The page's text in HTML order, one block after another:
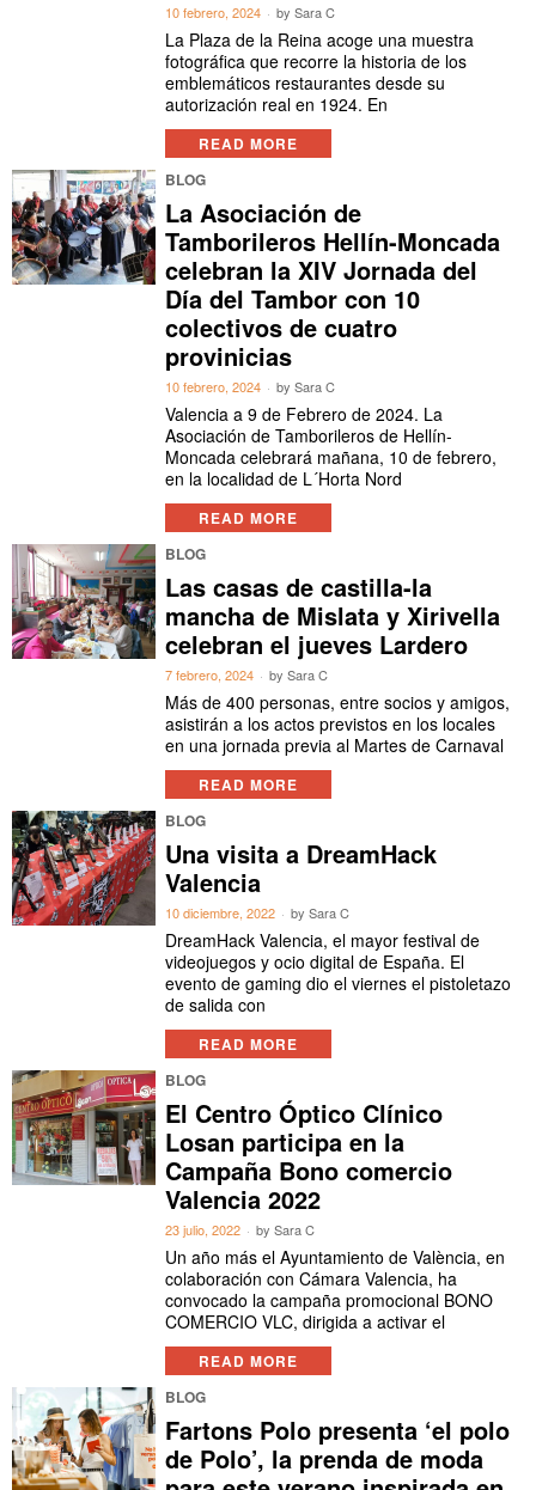
10 febrero, 2024 bySara C
La Plaza de la Reina acoge una muestra
fotográfica que recorre la historia de los
emblemáticos restaurantes desde su
autorización real en 1924. En
READ MORE
BLOG
La Asociación de
Tamborileros Hellín-Moncada
celebran la XIV Jornada del
Día del Tambor con 10
colectivos de cuatro
provinicias
10 febrero, 2024 bySara C
Valencia a 9 de Febrero de 2024. La
Asociación de Tamborileros de Hellín-
Moncada celebrará mañana, 10 de febrero,
en la localidad de L´Horta Nord
READ MORE
BLOG
Las casas de castilla-la
mancha de Mislata y Xirivella
celebran el jueves Lardero
7 febrero, 2024 bySara C
Más de 400 personas, entre socios y amigos,
asistirán a los actos previstos en los locales
en una jornada previa al Martes de Carnaval
READ MORE
BLOG
Una visita a DreamHack
Valencia
10 diciembre, 2022 bySara C
DreamHack Valencia, el mayor festival de
videojuegos y ocio digital de España. El
evento de gaming dio el viernes el pistoletazo
de salida con
READ MORE
BLOG
El Centro Óptico Clínico
Losan participa en la
Campaña Bono comercio
Valencia 2022
23 julio, 2022 bySara C
Un año más el Ayuntamiento de València, en
colaboración con Cámara Valencia, ha
convocado la campaña promocional BONO
COMERCIO VLC, dirigida a activar el
READ MORE
BLOG
Fartons Polo presenta ‘el polo
de Polo’, la prenda de moda